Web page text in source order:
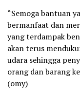
“Semoga bantuan
bermanfaat dan
yang terdampak
akan terus
udara sehingga
orang dan barang
(omy)